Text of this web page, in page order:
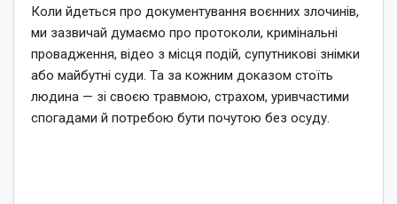
Коли йдеться про документування воєнних злочинів,
ми зазвичай думаємо про протоколи, кримінальні
провадження, відео з місця подій, супутникові знімки
або майбутні суди. Та за кожним доказом стоїть
людина — зі своєю травмою, страхом, уривчастими
спогадами й потребою бути почутою без осуду.